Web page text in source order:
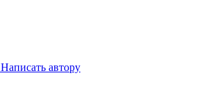
Написать автору